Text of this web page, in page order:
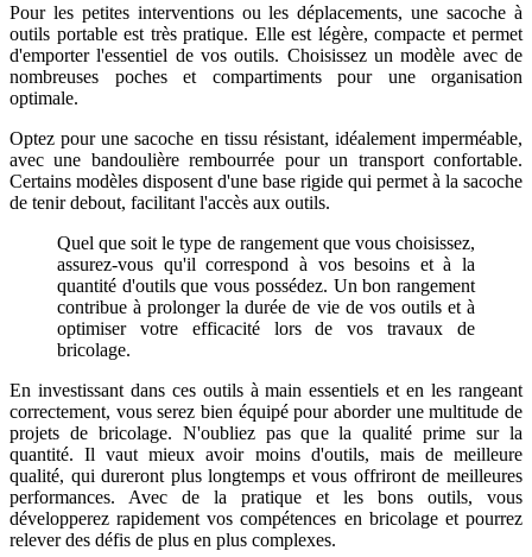
Pour les petites interventions ou les déplacements, une sacoche à
outils portable est très pratique. Elle est légère, compacte et permet
d'emporter l'essentiel de vos outils. Choisissez un modèle avec de
nombreuses poches et compartiments pour une organisation
optimale.
Optez pour une sacoche en tissu résistant, idéalement imperméable,
avec une bandoulière rembourrée pour un transport confortable.
Certains modèles disposent d'une base rigide qui permet à la sacoche
de tenir debout, facilitant l'accès aux outils.
Quel que soit le type de rangement que vous choisissez,
assurez-vous qu'il correspond à vos besoins et à la
quantité d'outils que vous possédez. Un bon rangement
contribue à prolonger la durée de vie de vos outils et à
optimiser votre efficacité lors de vos travaux de
bricolage.
En investissant dans ces outils à main essentiels et en les rangeant
correctement, vous serez bien équipé pour aborder une multitude de
projets de bricolage. N'oubliez pas que la qualité prime sur la
quantité. Il vaut mieux avoir moins d'outils, mais de meilleure
qualité, qui dureront plus longtemps et vous offriront de meilleures
performances. Avec de la pratique et les bons outils, vous
développerez rapidement vos compétences en bricolage et pourrez
relever des défis de plus en plus complexes.